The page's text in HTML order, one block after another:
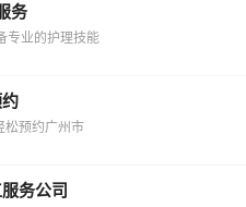
务
专业的护理技能
松预约广州市
务公司